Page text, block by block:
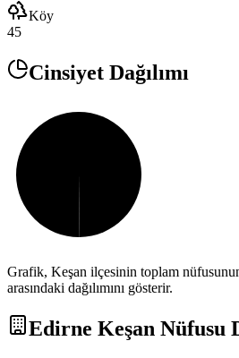
Köy
45
Cinsiyet Dağılımı
Grafik, Keşan ilçesinin toplam
arasındaki dağılımını gösterir.
Edirne Keşan Nüfusu